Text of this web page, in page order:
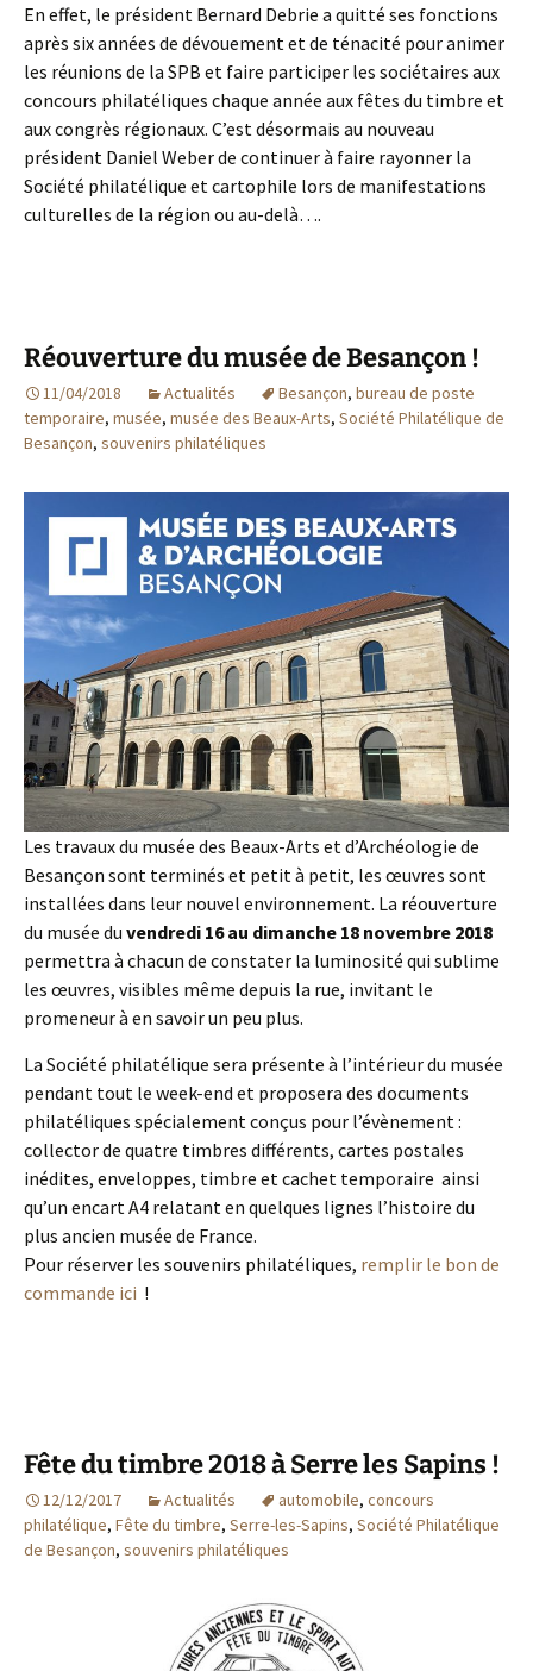
En effet, le président Bernard Debrie a quitté ses fonctions
après six années de dévouement et de ténacité pour animer
les réunions de la SPB et faire participer les sociétaires aux
concours philatéliques chaque année aux fêtes du timbre et
aux congrès régionaux. C’est désormais au nouveau
président Daniel Weber de continuer à faire rayonner la
Société philatélique et cartophile lors de manifestations
culturelles de la région ou au-delà….
Réouverture du musée de Besançon !
11/04/2018 Actualités Besançon, bureau de poste
temporaire, musée, musée des Beaux-Arts, Société Philatélique de
Besançon, souvenirs philatéliques
Les travaux du musée des Beaux-Arts et d’Archéologie de
Besançon sont terminés et petit à petit, les œuvres sont
installées dans leur nouvel environnement. La réouverture
du musée du vendredi 16 au dimanche 18 novembre 2018
permettra à chacun de constater la luminosité qui sublime
les œuvres, visibles même depuis la rue, invitant le
promeneur à en savoir un peu plus.
La Société philatélique sera présente à l’intérieur du musée
pendant tout le week-end et proposera des documents
philatéliques spécialement conçus pour l’évènement :
collector de quatre timbres différents, cartes postales
inédites, enveloppes, timbre et cachet temporaire ainsi
qu’un encart A4 relatant en quelques lignes l’histoire du
plus ancien musée de France.
Pour réserver les souvenirs philatéliques, remplir le bon de
commande ici !
Fête du timbre 2018 à Serre les Sapins !
12/12/2017 Actualités automobile, concours
philatélique, Fête du timbre, Serre-les-Sapins, Société Philatélique
de Besançon, souvenirs philatéliques